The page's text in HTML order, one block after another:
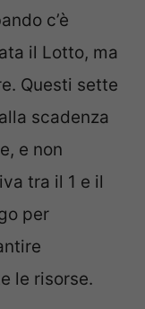
c’è
il Lotto, ma
Questi sette
scadenza
e non
tra il 1 e il
per
le risorse.